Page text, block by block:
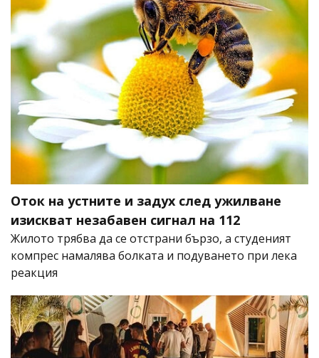
Оток на устните и задух след ужилване
изискват незабавен сигнал на 112
Жилото трябва да се отстрани бързо, а студеният
компрес намалява болката и подуването при лека
реакция